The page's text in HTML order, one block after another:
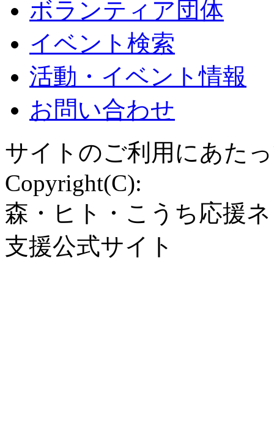
ボランティア団体
イベント検索
活動・イベント情報
お問い合わせ
サイトのご利用にあた
Copyright(C):
森・ヒト・こうち応援
支援公式サイト